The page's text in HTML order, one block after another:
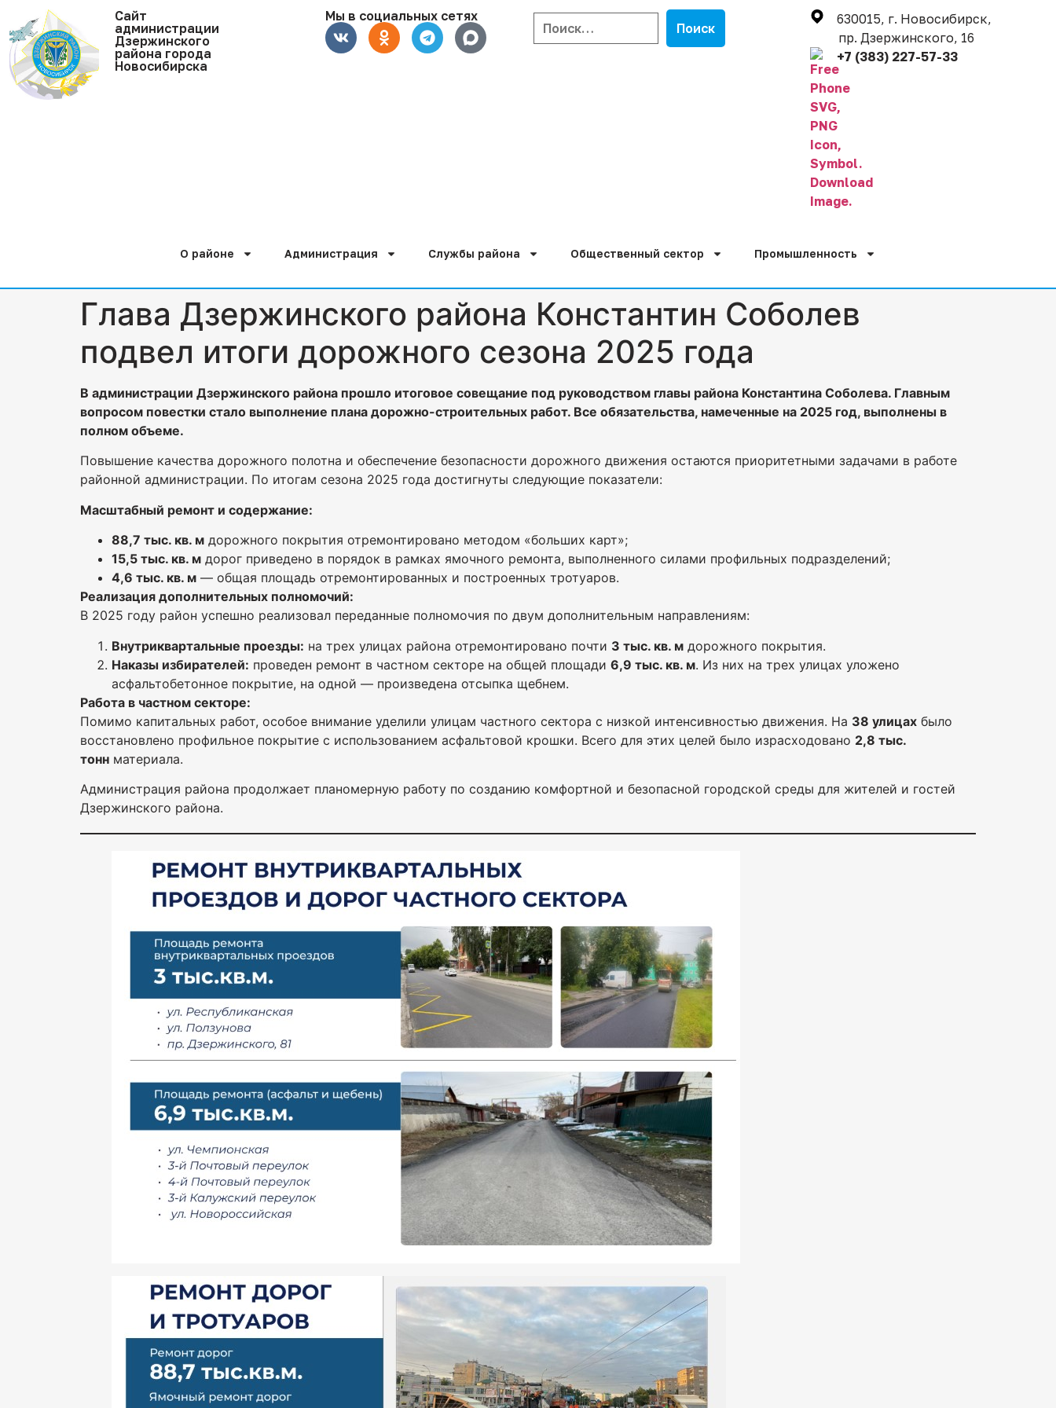
Cайт
администрации
Дзержинского
района города
Новосибирска
Мы в социальных сетях
630015, г. Новосибирск,
пр. Дзержинского, 16
+7 (383) 227-57-33
О районе Администрация Службы района Общественный сектор Промышленность
Глава Дзержинского района Константин Соболев
подвел итоги дорожного сезона 2025 года
В администрации Дзержинского района прошло итоговое совещание под руководством главы района Константина Соболева. Главным
вопросом повестки стало выполнение плана дорожно-строительных работ. Все обязательства, намеченные на 2025 год, выполнены в
полном объеме.
Повышение качества дорожного полотна и обеспечение безопасности дорожного движения остаются приоритетными задачами в работе
районной администрации. По итогам сезона 2025 года достигнуты следующие показатели:
Масштабный ремонт и содержание:
88,7 тыс. кв. м дорожного покрытия отремонтировано методом «больших карт»;
15,5 тыс. кв. м дорог приведено в порядок в рамках ямочного ремонта, выполненного силами профильных подразделений;
4,6 тыс. кв. м — общая площадь отремонтированных и построенных тротуаров.
Реализация дополнительных полномочий:
В 2025 году район успешно реализовал переданные полномочия по двум дополнительным направлениям:
Внутриквартальные проезды: на трех улицах района отремонтировано почти 3 тыс. кв. м дорожного покрытия.
Наказы избирателей: проведен ремонт в частном секторе на общей площади 6,9 тыс. кв. м. Из них на трех улицах уложено
асфальтобетонное покрытие, на одной — произведена отсыпка щебнем.
Работа в частном секторе:
Помимо капитальных работ, особое внимание уделили улицам частного сектора с низкой интенсивностью движения. На 38 улицах было
восстановлено профильное покрытие с использованием асфальтовой крошки. Всего для этих целей было израсходовано 2,8 тыс.
тонн материала.
Администрация района продолжает планомерную работу по созданию комфортной и безопасной городской среды для жителей и гостей
Дзержинского района.